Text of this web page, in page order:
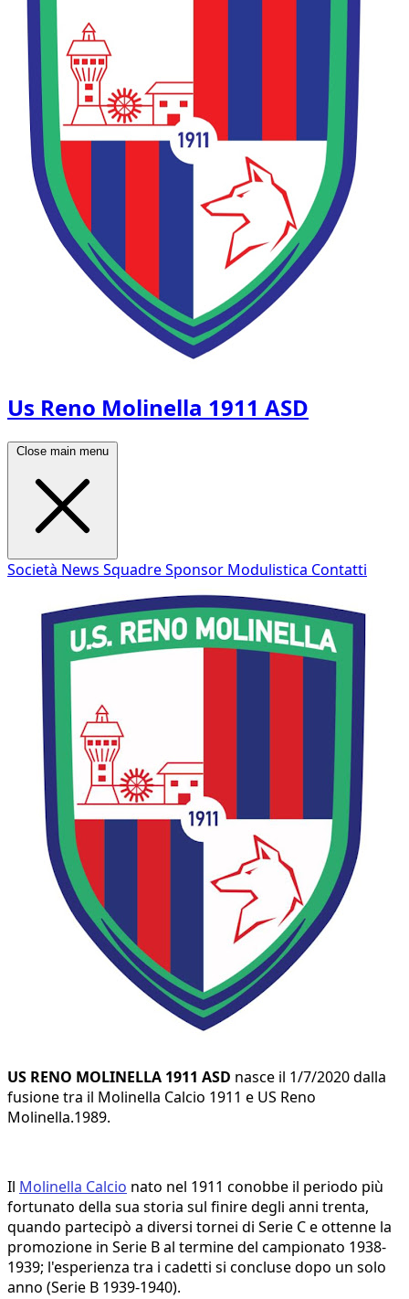
Us Reno Molinella 1911 ASD
Close main menu
Società News SquadreSponsor Modulistica Contatti
US RENO MOLINELLA 1911 ASD nasce il 1/7/2020 dalla
fusione tra il Molinella Calcio 1911 e US Reno
Molinella.1989.
Il Molinella Calcio nato nel 1911 conobbe il periodo più
fortunato della sua storia sul finire degli anni trenta,
quando partecipò a diversi tornei di Serie C e ottenne la
promozione in Serie B al termine del campionato 1938-
1939; l'esperienza tra i cadetti si concluse dopo un solo
anno (Serie B 1939-1940).